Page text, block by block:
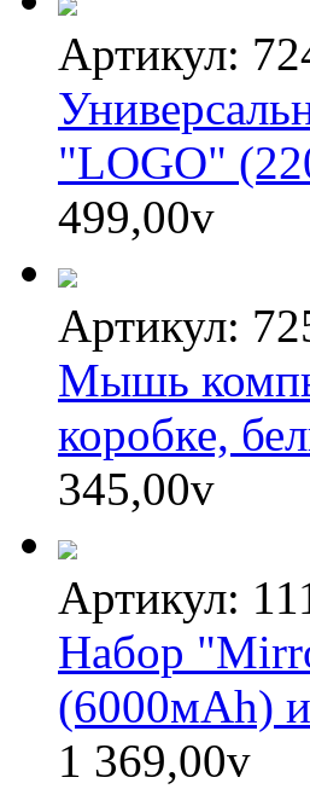
Артикул:
"LOGO"
499,00v
Артикул:
Мышь
коробке,
345,00v
Артикул:
Набор
(6000мАh)
1 369,00v